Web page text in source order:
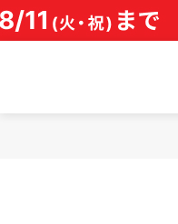
コ
ン
テ